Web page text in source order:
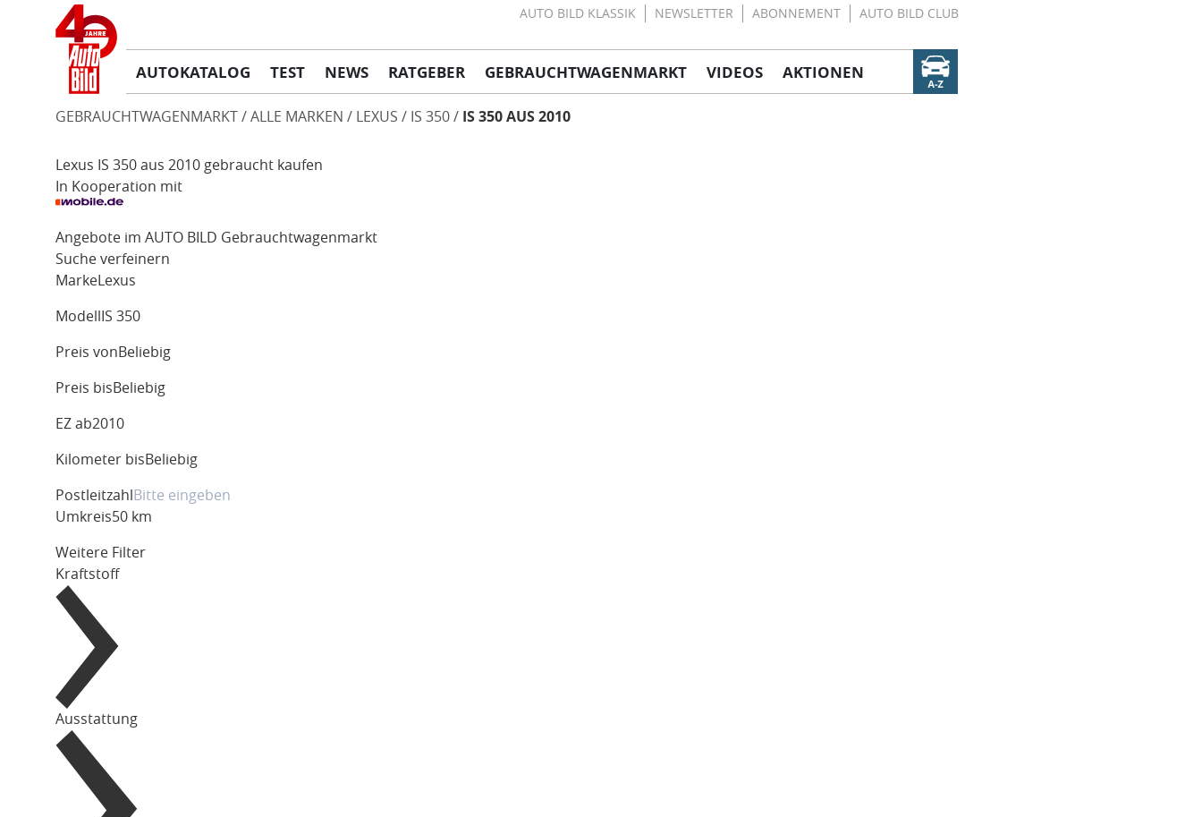
AUTO BILD KLASSIK NEWSLETTER ABONNEMENT AUTO BILD CLUB
AUTOKATALOG TEST NEWS RATGEBER GEBRAUCHTWAGENMARKT VIDEOS AKTIONEN
GEBRAUCHTWAGENMARKT ALLE MARKEN LEXUS IS 350 IS 350 AUS 2010
Lexus IS 350 aus 2010 gebraucht kaufen
In Kooperation mit
Angebote im AUTO BILD Gebrauchtwagenmarkt
Suche verfeinern
MarkeLexus
Modell IS 350
Preis von Beliebig
Preis bis Beliebig
EZ ab2010
Kilometer bis Beliebig
Postleitzahl
Umkreis50 km
Weitere Filter
Kraftstoff
Ausstattung